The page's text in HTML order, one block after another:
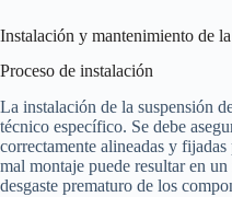
Instalación y mantenimiento de
Proceso de instalación
La instalación de la suspensión
técnico específico. Se debe
correctamente alineadas y
mal montaje puede resultar en
desgaste prematuro de los